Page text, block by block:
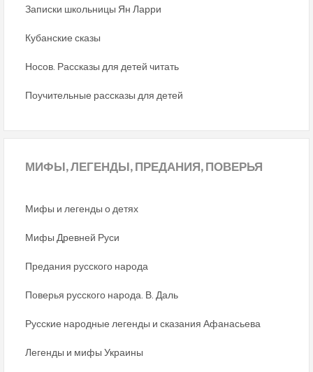
Записки школьницы Ян Ларри
Кубанские сказы
Носов. Рассказы для детей читать
Поучительные рассказы для детей
МИФЫ,ЛЕГЕНДЫ, ПРЕДАНИЯ, ПОВЕРЬЯ
Мифы и легенды о детях
Мифы Древней Руси
Предания русского народа
Поверья русского народа. В. Даль
Русские народные легенды и сказания Афанасьева
Легенды и мифы Украины